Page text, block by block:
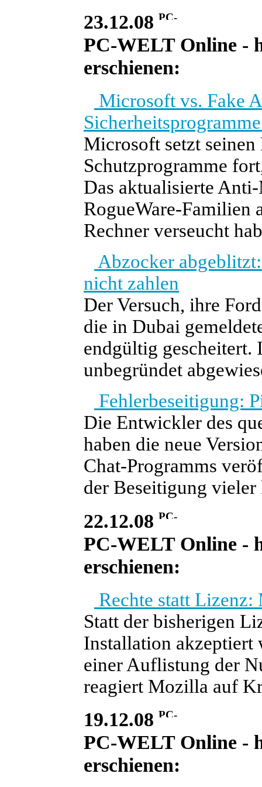
23.12.08
PC-WELT Online -
erschienen:
Microsoft vs. Fake
Microsoft setzt seinen
Schutzprogramme
Das aktualisierte
RogueWare-
Rechner verseucht
Abzocker
nicht zahlen
Der Versuch, ihre
die in Dubai
endgültig gescheitert.
unbegründet
Fehlerbeseitigung:
Die Entwickler des
haben die neue
Chat-Programms
der Beseitigung
22.12.08
PC-WELT Online -
erschienen:
Rechte statt
Statt der bisherigen
Installation akzeptiert
einer Auflistung der
reagiert Mozilla auf
19.12.08
PC-WELT Online -
erschienen: